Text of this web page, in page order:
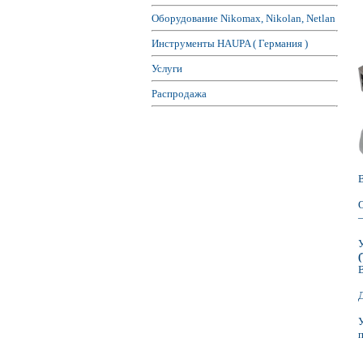
Оборудование Nikomax, Nikolan, Netlan
Инструменты HAUPA ( Германия )
Услуги
Распродажа